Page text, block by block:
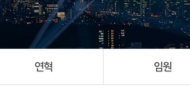
포토갤러리
오시는길
연혁 임원